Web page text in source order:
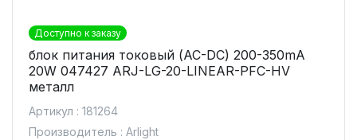
Доступно к заказу
блок питания токовый (AC-DC) 200-350mA
20W 047427 ARJ-LG-20-LINEAR-PFC-HV
металл
Артикул : 181264
Производитель : Arlight